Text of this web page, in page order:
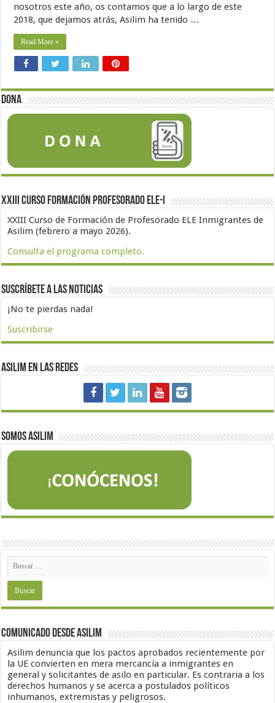
nosotros este año, os contamos que a lo largo de este
2018, que dejamos atrás, Asilim ha tenido …
Read More »
Dona
XXIII Curso formación profesorado ELE-I
XXIII Curso de Formación de Profesorado ELE Inmigrantes de
Asilim (febrero a mayo 2026).
Consulta el programa completo.
Suscríbete a las noticias
¡No te pierdas nada!
Suscribirse
Asilim en las redes
Somos Asilim
Comunicado desde Asilim
Asilim denuncia que los pactos aprobados recientemente por
la UE convierten en mera mercancía a inmigrantes en
general y solicitantes de asilo en particular. Es contraria a los
derechos humanos y se acerca a postulados políticos
inhumanos, extremistas y peligrosos.